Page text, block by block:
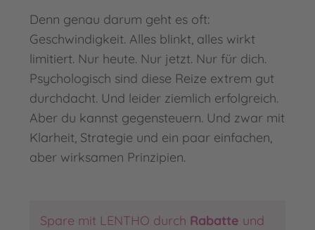
Denn genau darum geht es oft:
Geschwindigkeit. Alles blinkt, alles wirkt
limitiert. Nur heute. Nur jetzt. Nur für dich.
Psychologisch sind diese Reize extrem gut
durchdacht. Und leider ziemlich erfolgreich.
Aber du kannst gegensteuern. Und zwar mit
Klarheit, Strategie und ein paar einfachen,
aber wirksamen Prinzipien.
Spare mit LENTHO durch Rabatte und